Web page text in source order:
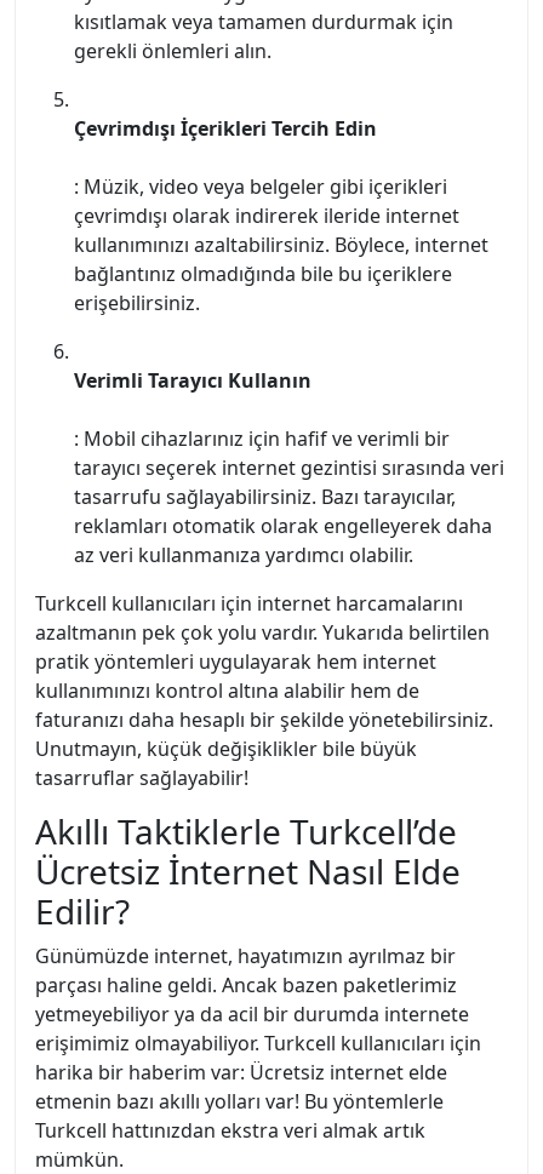
kısıtlamak veya tamamen durdurmak için
gerekli önlemleri alın.
Çevrimdışı İçerikleri Tercih Edin
: Müzik, video veya belgeler gibi içerikleri
çevrimdışı olarak indirerek ileride internet
kullanımınızı azaltabilirsiniz. Böylece, internet
bağlantınız olmadığında bile bu içeriklere
erişebilirsiniz.
Verimli Tarayıcı Kullanın
: Mobil cihazlarınız için hafif ve verimli bir
tarayıcı seçerek internet gezintisi sırasında veri
tasarrufu sağlayabilirsiniz. Bazı tarayıcılar,
reklamları otomatik olarak engelleyerek daha
az veri kullanmanıza yardımcı olabilir.
Turkcell kullanıcıları için internet harcamalarını
azaltmanın pek çok yolu vardır. Yukarıda belirtilen
pratik yöntemleri uygulayarak hem internet
kullanımınızı kontrol altına alabilir hem de
faturanızı daha hesaplı bir şekilde yönetebilirsiniz.
Unutmayın, küçük değişiklikler bile büyük
tasarruflar sağlayabilir!
Akıllı Taktiklerle Turkcell’de
Ücretsiz İnternet Nasıl Elde
Edilir?
Günümüzde internet, hayatımızın ayrılmaz bir
parçası haline geldi. Ancak bazen paketlerimiz
yetmeyebiliyor ya da acil bir durumda internete
erişimimiz olmayabiliyor. Turkcell kullanıcıları için
harika bir haberim var: Ücretsiz internet elde
etmenin bazı akıllı yolları var! Bu yöntemlerle
Turkcell hattınızdan ekstra veri almak artık
mümkün.